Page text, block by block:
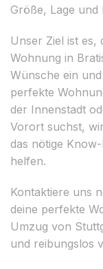
Größe, Lage und
Unser Ziel ist es,
Wohnung in
Wünsche ein
perfekte
der Innenstadt
Vorort suchst,
das nötige
helfen.
Kontaktiere uns
deine perfekte
Umzug von
und reibungslos